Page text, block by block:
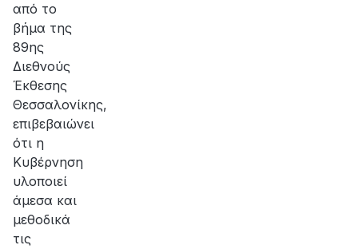
από το
βήμα της
89ης
Διεθνούς
Έκθεσης
Θεσσαλονίκης,
επιβεβαιώνει
ότι η
Κυβέρνηση
υλοποιεί
άμεσα και
μεθοδικά
τις